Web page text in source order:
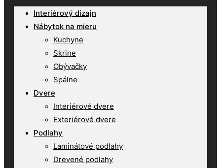
Interiérový dizajn
Nábytok na mieru
Kuchyne
Skrine
Obývačky
Spálne
Dvere
Interiérové dvere
Exteriérové dvere
Podlahy
Laminátové podlahy
Drevené podlahy